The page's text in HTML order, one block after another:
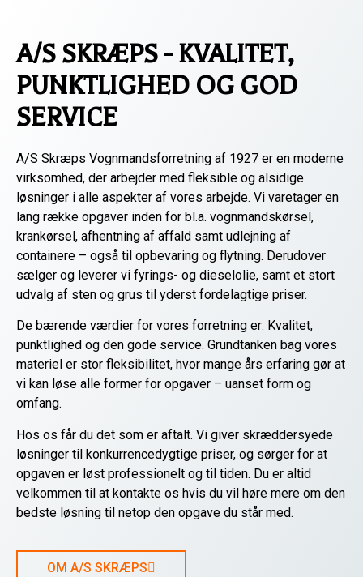
A/S SKRÆPS - KVALITET,
PUNKTLIGHED OG GOD
SERVICE​
A/S Skræps Vognmandsforretning af 1927 er en moderne
virksomhed, der arbejder med fleksible og alsidige
løsninger i alle aspekter af vores arbejde. Vi varetager en
lang række opgaver inden for bl.a. vognmandskørsel,
krankørsel, afhentning af affald samt udlejning af
containere – også til opbevaring og flytning. Derudover
sælger og leverer vi fyrings- og dieselolie, samt et stort
udvalg af sten og grus til yderst fordelagtige priser.
De bærende værdier for vores forretning er: Kvalitet,
punktlighed og den gode service. Grundtanken bag vores
materiel er stor fleksibilitet, hvor mange års erfaring gør at
vi kan løse alle former for opgaver – uanset form og
omfang.
Hos os får du det som er aftalt. Vi giver skræddersyede
løsninger til konkurrencedygtige priser, og sørger for at
opgaven er løst professionelt og til tiden. Du er altid
velkommen til at kontakte os hvis du vil høre mere om den
bedste løsning til netop den opgave du står med.
OM A/S SKRÆPS